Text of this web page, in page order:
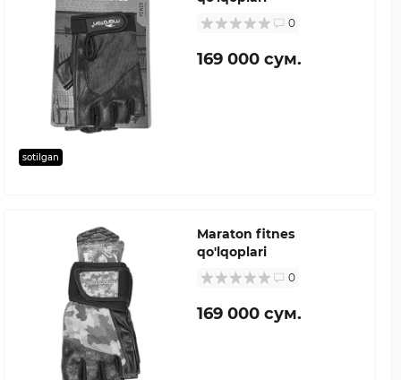
sotilgan
0
169 000 сум.
Maraton fitnes
qo'lqoplari
0
169 000 сум.